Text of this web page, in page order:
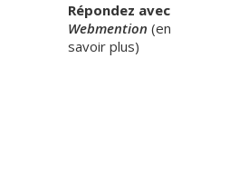
Répondez avec
Webmention (en
savoir plus)